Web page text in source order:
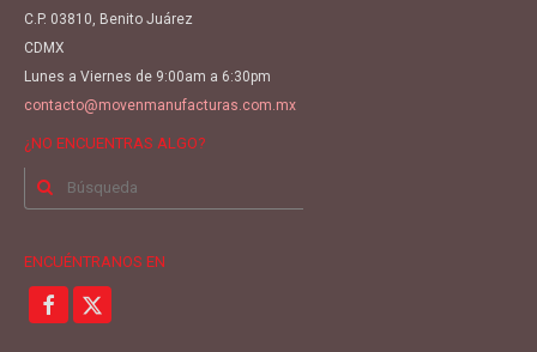
C.P. 03810, Benito Juárez
CDMX
Lunes a Viernes de 9:00am a 6:30pm
contacto@movenmanufacturas.com.mx
¿NO ENCUENTRAS ALGO?
Buscar
ENCUÉNTRANOS EN